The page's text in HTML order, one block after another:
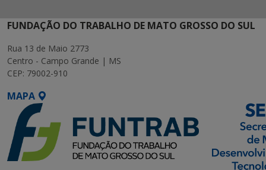
FUNDAÇÃO DO TRABALHO DE MATO GROSSO DO SUL
Rua 13 de Maio 2773
Centro - Campo Grande | MS
CEP: 79002-910
MAPA